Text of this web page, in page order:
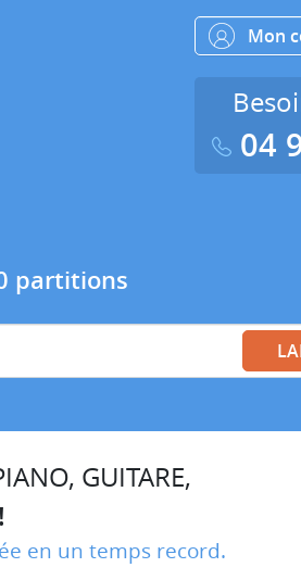
partitions
Mon
04
GUITARE,
en un temps record.